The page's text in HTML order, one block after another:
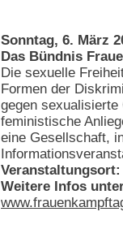
Sonntag, 6. März
Das Bündnis
Die sexuelle
Formen der
gegen
feministische
eine Gesellschaft,
Veranstaltungsort:
Weitere Infos